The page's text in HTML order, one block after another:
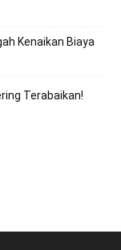
Kenaikan Biaya
Terabaikan!